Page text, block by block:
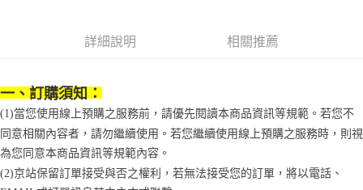
權轉讓予恩沛科技股份有限公司。
２．關於個人資料處理事宜，請瀏覽以下網址：
https://aftee.tw/terms/#terms3
３．未成年的使用者請事先徵得法定代理人或監護人之同意方可使用
「AFTEE先享後付」，若未經同意申辦者引起之損失，本公司不負相關責
任。
４．使用「AFTEE先享後付」時，將依據個別帳號之用戶狀況，依本公司即
時審查核予不同之上限額度；若仍有額度不足之情形，本公司將視審查結果
詳細說明 相關推薦
一、訂購須知：
(1)當您使用線上預購之服務前，請優先閱讀本商品資訊等規範。若您不
同意相關內容者，請勿繼續使用。若您繼續使用線上預購之服務時，則視
為您同意本商品資訊等規範內容。
(2)京站保留訂單接受與否之權利，若無法接受您的訂單，將以電話、